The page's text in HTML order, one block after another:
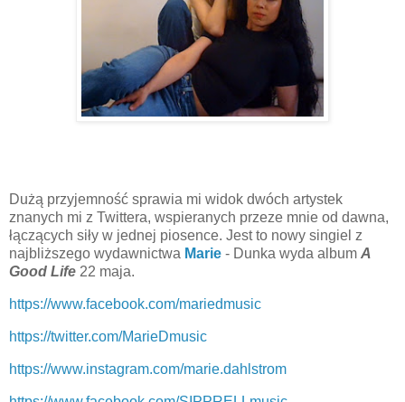
Dużą przyjemność sprawia mi widok dwóch artystek
znanych mi z Twittera, wspieranych przeze mnie od dawna,
łączących siły w jednej piosence. Jest to nowy singiel z
najbliższego wydawnictwa Marie - Dunka wyda album A
Good Life 22 maja.
https://www.facebook.com/mariedmusic
https://twitter.com/MarieDmusic
https://www.instagram.com/marie.dahlstrom